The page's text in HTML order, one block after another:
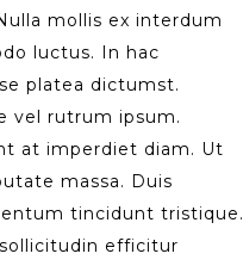
mollis ex interdum
luctus. In hac
platea dictumst.
vel rutrum ipsum.
at imperdiet diam. Ut
massa. Duis
tincidunt tristique.
efficitur